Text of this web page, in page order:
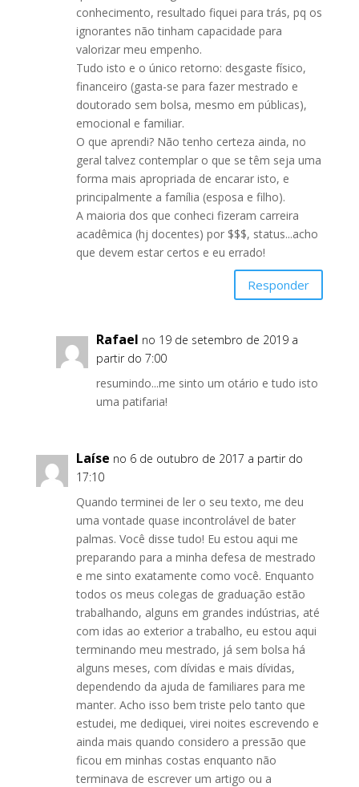
conhecimento, resultado fiquei para trás, pq os
ignorantes não tinham capacidade para
valorizar meu empenho.
Tudo isto e o único retorno: desgaste físico,
financeiro (gasta-se para fazer mestrado e
doutorado sem bolsa, mesmo em públicas),
emocional e familiar.
O que aprendi? Não tenho certeza ainda, no
geral talvez contemplar o que se têm seja uma
forma mais apropriada de encarar isto, e
principalmente a família (esposa e filho).
A maioria dos que conheci fizeram carreira
acadêmica (hj docentes) por $$$, status...acho
que devem estar certos e eu errado!
Responder
Rafael no 19 de setembro de 2019 a
partir do 7:00
resumindo...me sinto um otário e tudo isto
uma patifaria!
Laíse no 6 de outubro de 2017 a partir do
17:10
Quando terminei de ler o seu texto, me deu
uma vontade quase incontrolável de bater
palmas. Você disse tudo! Eu estou aqui me
preparando para a minha defesa de mestrado
e me sinto exatamente como você. Enquanto
todos os meus colegas de graduação estão
trabalhando, alguns em grandes indústrias, até
com idas ao exterior a trabalho, eu estou aqui
terminando meu mestrado, já sem bolsa há
alguns meses, com dívidas e mais dívidas,
dependendo da ajuda de familiares para me
manter. Acho isso bem triste pelo tanto que
estudei, me dediquei, virei noites escrevendo e
ainda mais quando considero a pressão que
ficou em minhas costas enquanto não
terminava de escrever um artigo ou a